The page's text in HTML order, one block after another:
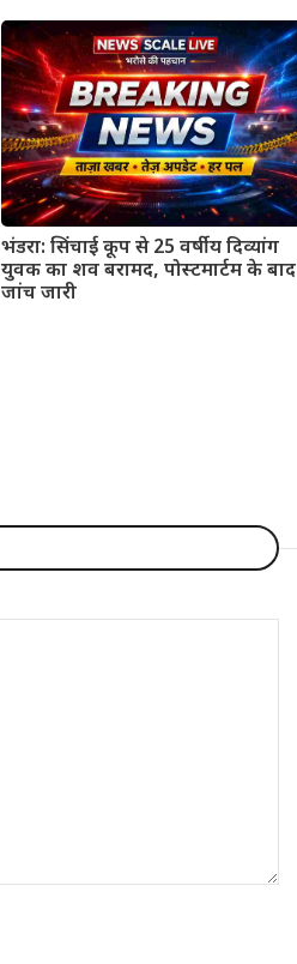
भंडरा: सिंचाई कूप से 25 वर्षीय दिव्यांग
युवक का शव बरामद, पोस्टमार्टम के बाद
जांच जारी